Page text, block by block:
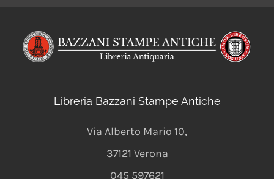
Libreria Bazzani Stampe Antiche
Via Alberto Mario 10,
37121 Verona
045 597621